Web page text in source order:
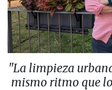
"La limpieza
mismo ritmo que